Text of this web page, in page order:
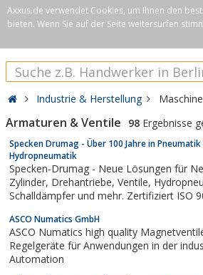
Axxus.de verwendet Cookies, um Ihnen den
bieten. Wenn Sie auf der Seite weitersurfen
Industrie & Herstellung
Armaturen & Ventile 98 Ergebnisse
Specken Drumag - Über 100 Jahre in Pneumatik
Hydropneumatik
Specken-Drumag - Neue Lösungen für
Zylinder, Drehantriebe, Ventile, Hydropneumatik, Hydraulik,
Schalldämpfer und mehr. Zertifiziert ISO
ASCO Numatics GmbH
ASCO Numatics high quality
Regelgeräte für Anwendungen in der
Automation